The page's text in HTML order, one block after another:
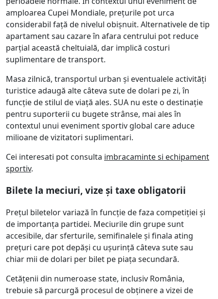
amploarea Cupei Mondiale, prețurile pot urca
considerabil față de nivelul obișnuit. Alternativele de tip
apartament sau cazare în afara centrului pot reduce
parțial această cheltuială, dar implică costuri
suplimentare de transport.
Masa zilnică, transportul urban și eventualele activități
turistice adaugă alte câteva sute de dolari pe zi, în
funcție de stilul de viață ales. SUA nu este o destinație
pentru suporterii cu bugete strânse, mai ales în
contextul unui eveniment sportiv global care aduce
milioane de vizitatori suplimentari.
Cei interesati pot consulta imbracaminte si echipament
sportiv.
Bilete la meciuri, vize și taxe obligatorii
Prețul biletelor variază în funcție de faza competiției și
de importanța partidei. Meciurile din grupe sunt
accesibile, dar sferturile, semifinalele și finala ating
prețuri care pot depăși cu ușurință câteva sute sau
chiar mii de dolari per bilet pe piața secundară.
Cetățenii din numeroase state, inclusiv România,
trebuie să parcurgă procesul de obținere a vizei de